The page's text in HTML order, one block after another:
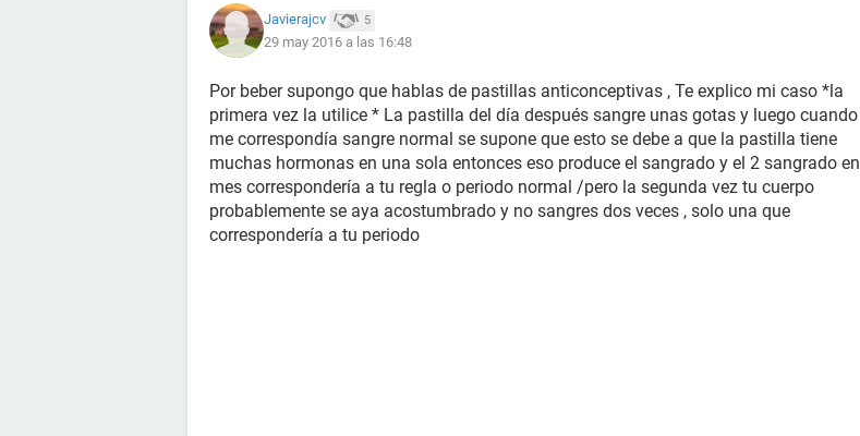
Javierajcv 5
29 may 2016 a las 16:48
Por beber supongo que hablas de pastillas anticonceptivas , Te explico mi caso *la
primera vez la utilice * La pastilla del día después sangre unas gotas y luego cuando
me correspondía sangre normal se supone que esto se debe a que la pastilla tiene
muchas hormonas en una sola entonces eso produce el sangrado y el 2 sangrado en
mes correspondería a tu regla o periodo normal /pero la segunda vez tu cuerpo
probablemente se aya acostumbrado y no sangres dos veces , solo una que
correspondería a tu periodo